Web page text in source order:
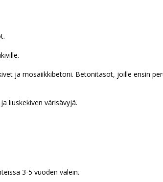
ja mosaiikkibetoni. Betonitasot, joille ensin
liuskekiven värisävyjä.
3-5 vuoden välein.